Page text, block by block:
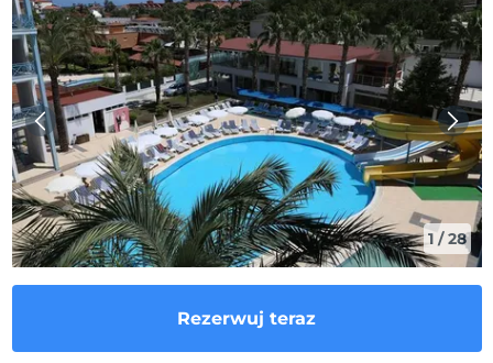
1 /28
Rezerwuj teraz